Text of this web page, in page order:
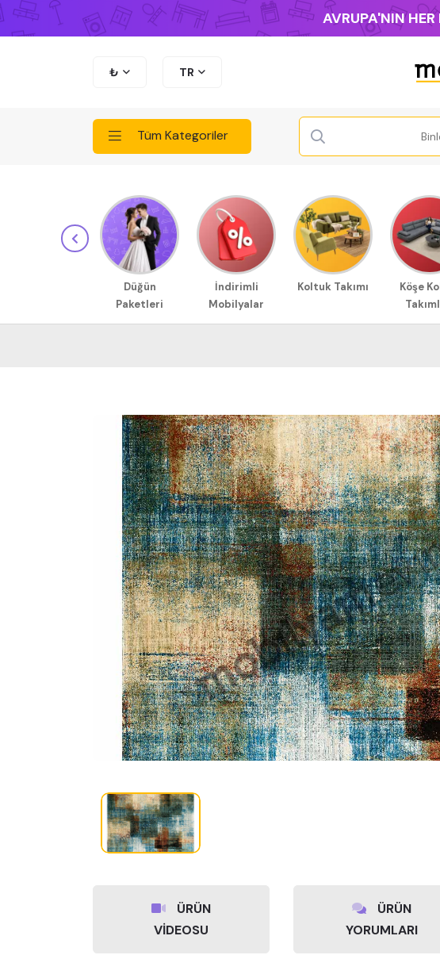
AVRUPA'NIN
₺ TR
Tüm Kategoriler
Düğün
Paketleri
İndirimli
Mobilyalar
Koltuk Takımı
Köşe
ÜRÜN
VİDEOSU
ÜRÜN
YORUMLARI